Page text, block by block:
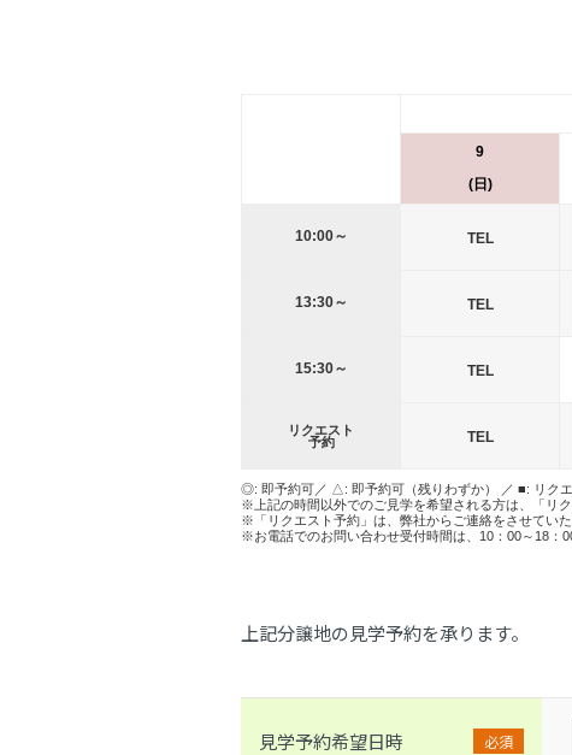
9
(日)
10:00～ TEL
13:30～ TEL
15:30～ TEL
リクエスト
予約
TEL
◎: 即予約可／ △: 即予約可（残りわずか） ／ ■: リク
※上記の時間以外でのご見学を希望される方は、「リ
※「リクエスト予約」は、弊社からご連絡をさせてい
※お電話でのお問い合わせ受付時間は、10：00～18：
上記分譲地の見学予約を承ります。
見学予約希望日時 必須